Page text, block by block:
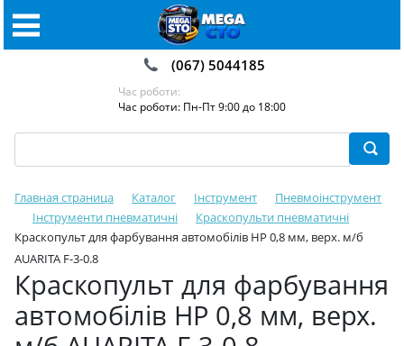
(067) 5044185
Час роботи:
Час роботи: Пн-Пт 9:00 до 18:00
Главная страница Каталог Інструмент
Пневмоінструмент
Інструменти пневматичні
Краскопульти пневматичні
Краскопульт для фарбування автомобілів HP 0,8 мм, верх. м/б
AUARITA F-3-0.8
Краскопульт для фарбування
автомобілів HP 0,8 мм, верх.